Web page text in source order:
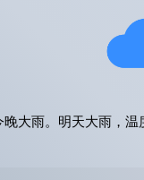
晚大雨。明天大雨，温